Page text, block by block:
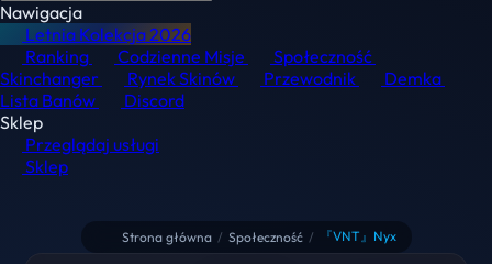
Nawigacja
Letnia Kolekcja2026
Ranking
Codzienne Misje
Społeczność
Skinchanger
Rynek Skinów Przewodnik
Demka
Lista Banów
Discord
Sklep
Przeglądaj usługi
Sklep
Strona główna / Społeczność / 『VNT』Nyx